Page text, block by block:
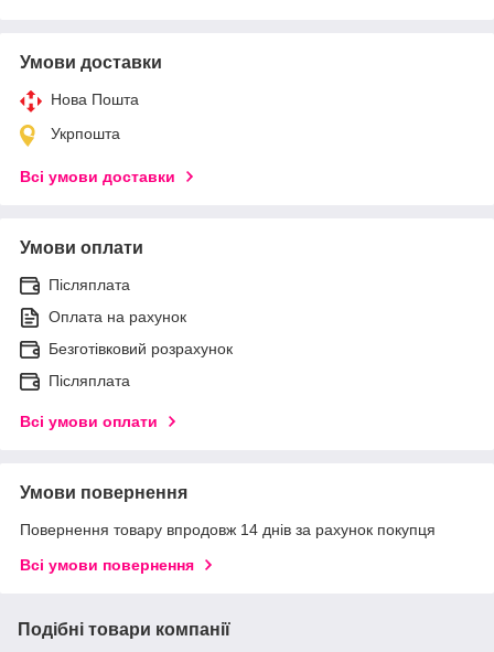
Умови доставки
Нова Пошта
Укрпошта
Всі умови доставки
Умови оплати
Післяплата
Оплата на рахунок
Безготівковий розрахунок
Післяплата
Всі умови оплати
Умови повернення
Повернення товару впродовж 14 днів за рахунок покупця
Всі умови повернення
Подібні товари компанії